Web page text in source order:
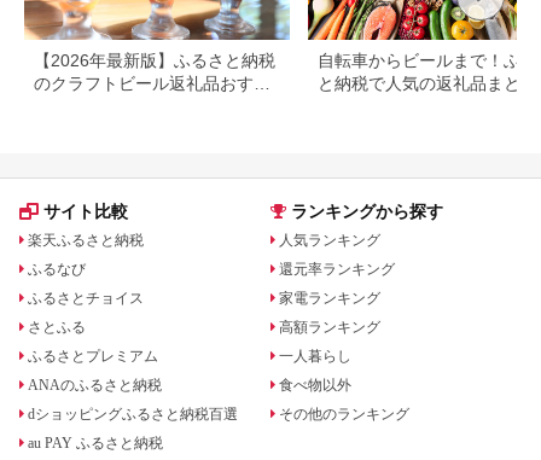
【2026年最新版】ふるさと納税
のクラフトビール返礼品おすす
自転車からビールまで！ふる
と納税で人気の返礼品まとめ
サイト比較
楽天ふるさと納税
ふるなび
ふるさとチョイス
さとふる
ふるさとプレミアム
ANAのふるさと納税
dショッピングふるさと納税百選
au PAY ふるさと納税
ランキングから探す
人気ランキング
還元率ランキング
家電ランキング
高額ランキング
一人暮らし
食べ物以外
その他のランキング